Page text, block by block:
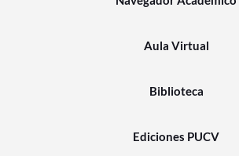
Aula Virtual
Biblioteca
Ediciones PUCV